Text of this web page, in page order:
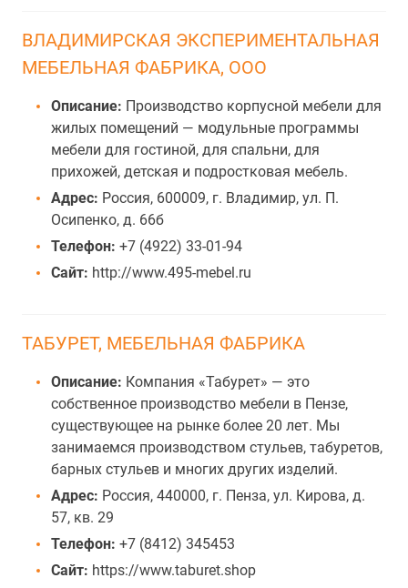
ВЛАДИМИРСКАЯ ЭКСПЕРИМЕНТАЛЬНАЯ
МЕБЕЛЬНАЯ ФАБРИКА, ООО
Описание: Производство корпусной мебели для
жилых помещений — модульные программы
мебели для гостиной, для спальни, для
прихожей, детская и подростковая мебель.
Адрес: Россия, 600009, г. Владимир, ул. П.
Осипенко, д. 66б
Телефон: +7 (4922) 33-01-94
Сайт: http://www.495-mebel.ru
ТАБУРЕТ, МЕБЕЛЬНАЯ ФАБРИКА
Описание: Компания «Табурет» — это
собственное производство мебели в Пензе,
существующее на рынке более 20 лет. Мы
занимаемся производством стульев, табуретов,
барных стульев и многих других изделий.
Адрес: Россия, 440000, г. Пенза, ул. Кирова, д.
57, кв. 29
Телефон: +7 (8412) 345453
Сайт: https://www.taburet.shop